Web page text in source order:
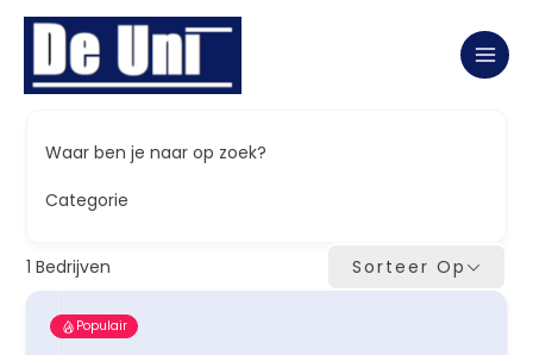
inhoud
Waar ben je naar op zoek?
Categorie
1 Bedrijven Sorteer Op
Populair